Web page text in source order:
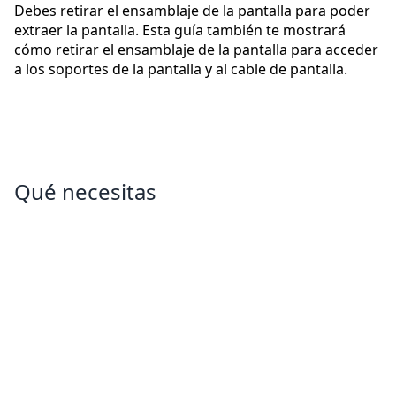
Debes retirar el ensamblaje de la pantalla para poder
extraer la pantalla. Esta guía también te mostrará
cómo retirar el ensamblaje de la pantalla para acceder
a los soportes de la pantalla y al cable de pantalla.
Qué necesitas